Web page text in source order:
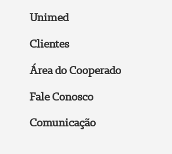
Unimed
Clientes
Área do Cooperado
Fale Conosco
Comunicação